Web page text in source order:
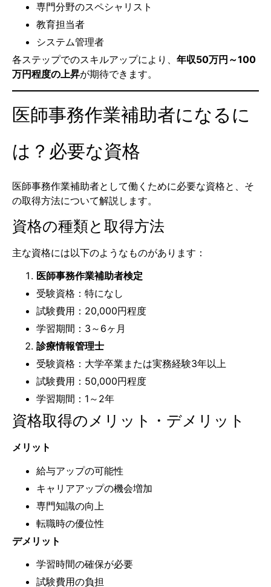
専門分野のスペシャリスト
教育担当者
システム管理者
各ステップでのスキルアップにより、 年収50万円～100
万円程度の上昇が期待できます。
医師事務作業補助者になるに
は？必要な資格
医師事務作業補助者として働くために必要な資格と、そ
の取得方法について解説します。
資格の種類と取得方法
主な資格には以下のようなものがあります：
医師事務作業補助者検定
受験資格：特になし
試験費用：20,000円程度
学習期間：3～6ヶ月
診療情報管理士
受験資格：大学卒業または実務経験3年以上
試験費用：50,000円程度
学習期間：1～2年
資格取得のメリット・デメリット
メリット
給与アップの可能性
キャリアアップの機会増加
専門知識の向上
転職時の優位性
デメリット
学習時間の確保が必要
試験費用の負担